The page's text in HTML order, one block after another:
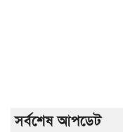
সর্বশেষ আপডেট